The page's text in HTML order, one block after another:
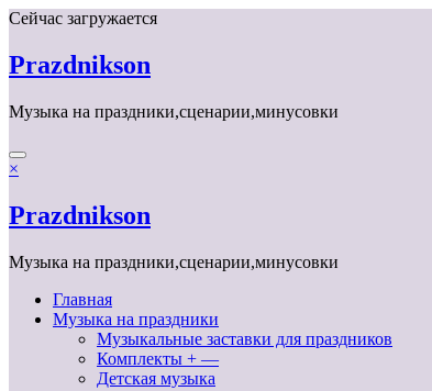
Перейти
содержимому
Сейчас загружается
Prazdnikson
Музыка на праздники,сценарии,минусовки
×
Prazdnikson
Музыка на праздники,сценарии,минусовки
Главная
Музыка на праздники
Музыкальные заставки для праздников
Комплекты + —
Детская музыка